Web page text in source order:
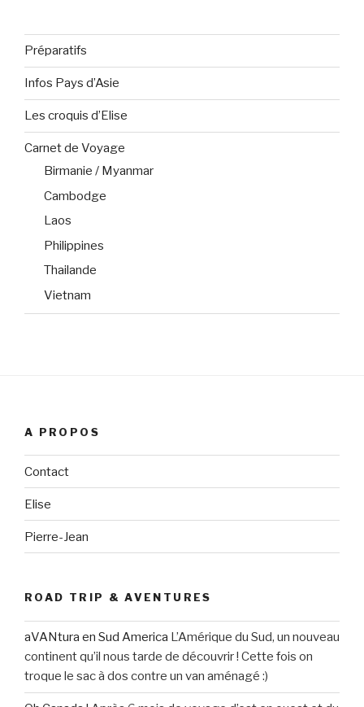
Préparatifs
Infos Pays d’Asie
Les croquis d’Elise
Carnet de Voyage
Birmanie / Myanmar
Cambodge
Laos
Philippines
Thailande
Vietnam
A PROPOS
Contact
Elise
Pierre-Jean
ROAD TRIP & AVENTURES
aVANtura en Sud America L’Amérique du Sud, un nouveau
continent qu’il nous tarde de découvrir ! Cette fois on
troque le sac à dos contre un van aménagé :)